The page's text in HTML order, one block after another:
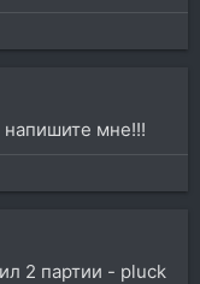
мне!!!
2 партии - pluck